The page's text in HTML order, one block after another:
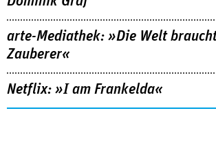
arte-Mediathek: »Die Welt
Zauberer«
Netflix: »I am Frankelda«